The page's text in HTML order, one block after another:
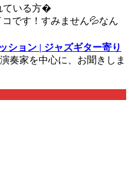
ている方�
です！すみません💦なん
ション | ジャズギター寄り
奏家を中心に、お聞きしま